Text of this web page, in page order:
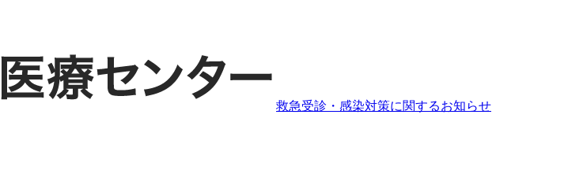
救急受診・感染対策に関するお知らせ